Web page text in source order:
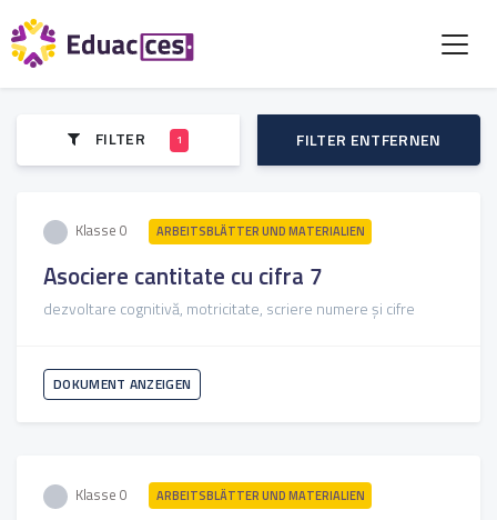
FILTER 1 FILTER ENTFERNEN
Klasse 0 ARBEITSBLÄTTER UND MATERIALIEN
Asociere cantitate cu cifra 7
dezvoltare cognitivă, motricitate, scriere numere și cifre
DOKUMENT ANZEIGEN
Klasse 0 ARBEITSBLÄTTER UND MATERIALIEN